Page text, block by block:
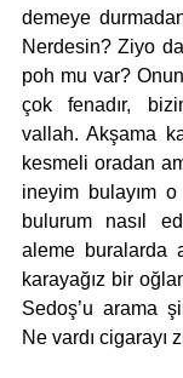
demeye
Nerdesin? Ziyo
poh mu var?
çok fenadır,
vallah. Akşama
kesmeli oradan
ineyim bulayım
bulurum nasıl
aleme buralarda
karayağız bir
Sedoş’u arama
Ne vardı cigarayı